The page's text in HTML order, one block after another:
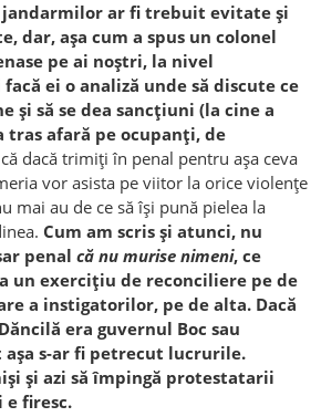
jandarmilor ar fi trebuit evitate și
dar, așa cum a spus un colonel
pe ai noștri, la nivel
ei o analiză unde să discute ce
și să se dea sancțiuni (la cine a
tras afară pe ocupanți, de
dacă trimiți în penal pentru așa ceva
vor asista pe viitor la orice violențe
mai au de ce să își pună pielea la
Cum am scris și atunci, nu
penal că nu murise nimeni, ce
un exercițiu de reconciliere pe de
a instigatorilor, pe de alta. Dacă
era guvernul Boc sau
s-ar fi petrecut lucrurile.
și azi să împingă protestatarii
e firesc.